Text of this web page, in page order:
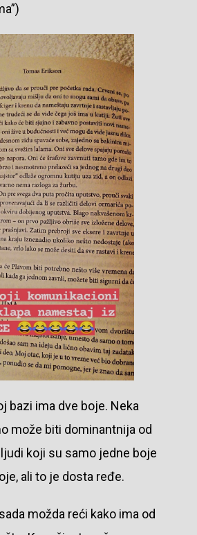
bazi ima dve boje. Neka
može biti dominantnija od
koji su samo jedne boje
ali to je dosta ređe.
možda reći kako ima od